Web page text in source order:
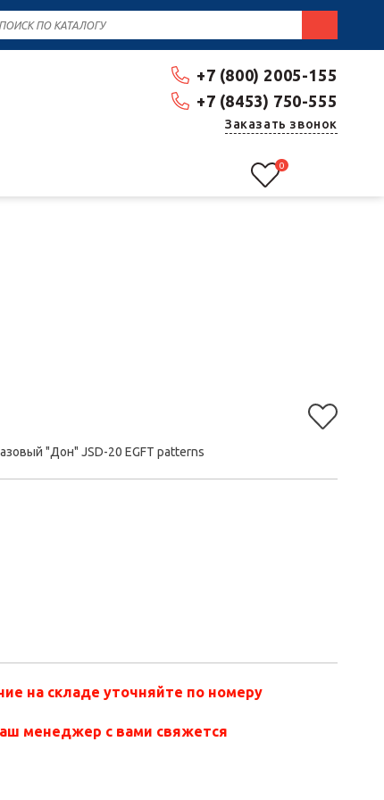
+7 (800) 2005-155
+7 (8453) 750-555
Заказать звонок
0
"Дон" JSD-20 EGFT patterns
на складе уточняйте по номеру
менеджер с вами свяжется